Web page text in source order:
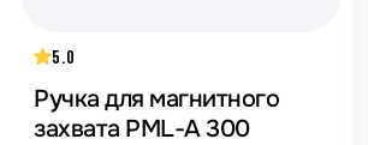
5.0
Ручка для магнитного
захвата PML-A 300